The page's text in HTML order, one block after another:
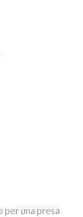
per una presa